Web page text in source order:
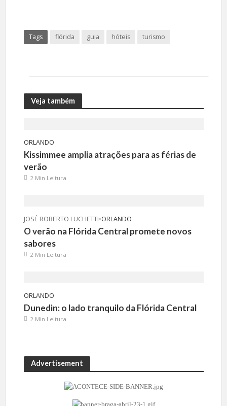
Tags flórida guia hóteis turismo
Veja também
ORLANDO
Kissimmee amplia atrações para as férias de
verão
2 Min Leitura
JOSÉ ROBERTO LUCHETTI•ORLANDO
O verão na Flórida Central promete novos
sabores
2 Min Leitura
ORLANDO
Dunedin: o lado tranquilo da Flórida Central
2 Min Leitura
Advertisement